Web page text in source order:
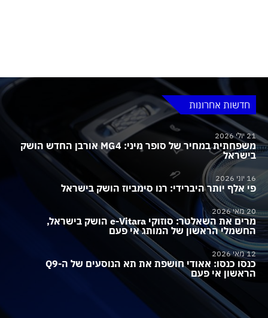
חדשות אחרונות
21 יולי 2026
משפחתית במחיר של סופר מיני: MG4 אורבן החדש הושק
בישראל
16 יוני 2026
פי אלף יותר היברידי: רנו סימביוז הושק בישראל
20 מאי 2026
מרים את השאלטר: סוזוקי e-Vitara הושק בישראל,
החשמלי הראשון של המותג אי פעם
12 מאי 2026
כנסו כנסו: אאודי חושפת את תא הנוסעים של ה-Q9
הראשון אי פעם